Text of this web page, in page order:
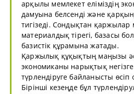
арқылы мемлекет еліміздің
дамуына белсенді және
тигізеді. Сондықтан қаржылар
материалдық тірегі, базасы
базистік құрамына жатады.
Қаржылық құқықтың маңызы
экономиканы нарықтық
түрлендіруге байланысты өсіп
Бірінші кезеңде бұл